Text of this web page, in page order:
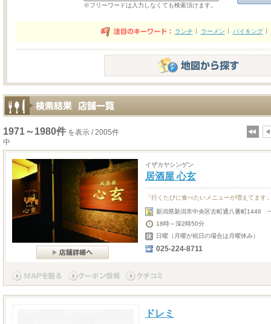
※フリーワードは入力しなくても検索頂けます。
ランチ ラーメン バイキング
1971～1980件 を表示 / 2005件
中
イザカヤシンゲン
居酒屋 心玄
「行くたびに食べたいメニューが増えてます
新潟県新潟市中央区古町通八番町1446
18時～深2時50分
日曜（月曜が祝日の場合は月曜休み）
025-224-8711
ドレミ